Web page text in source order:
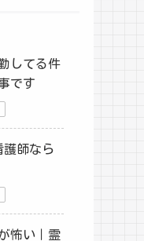
してる件
です
護師なら
怖い｜霊